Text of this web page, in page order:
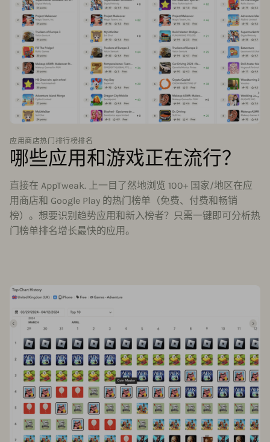
应用商店热门排行榜排名
哪些应用和游戏正在流行？
直接在 AppTweak. 上一目了然地浏览 100+ 国家/地区在应
用商店和 Google Play 的热门榜单（免费、付费和畅销
榜）。想要识别趋势应用和新入榜者？只需一键即可分析热
门榜单排名增长最快的应用。